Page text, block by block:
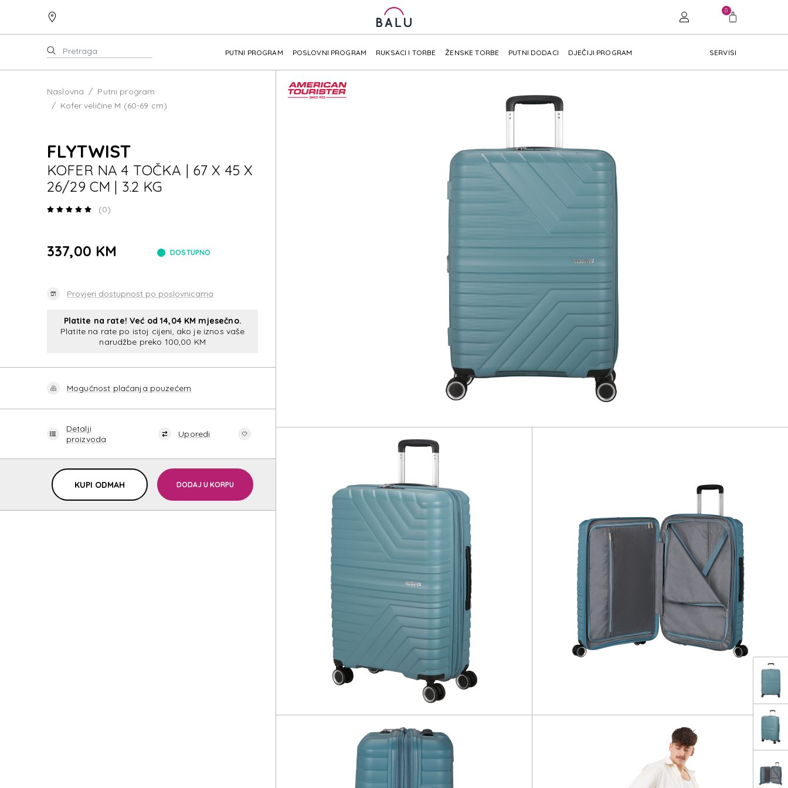
0
PUTNI PROGRAM POSLOVNI PROGRAM RUKSACI I TORBE ŽENSKE TORBE PUTNI DODACI DJEČIJI PROGRAM SERVISI
Naslovna
Putni program
Kofer veličine M (60-69 cm)
FLYTWIST
KOFER NA 4 TOČKA | 67 X 45 X
26/29 CM | 3.2 KG
(0)
337,00 KM DOSTUPNO
Provjeri dostupnost po poslovnicama
Platite na rate! Već od 14,04 KM mjesečno.
Platite na rate po istoj cijeni, ako je iznos vaše
narudžbe preko 100,00 KM
Mogućnost plaćanja pouzećem
Detalji
proizvoda
Uporedi
KUPI ODMAH DODAJ U KORPU